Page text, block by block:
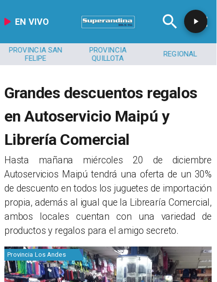
EN VIVO
PROVINCIA SAN
FELIPE
PROVINCIA
QUILLOTA
REGIONAL
Grandes descuentos regalos
en Autoservicio Maipú y
Librería Comercial
​Hasta mañana miércoles 20 de diciembre
Autoservicios Maipú tendrá una oferta de un 30%
de descuento en todos los juguetes de importación
propia, además al igual que la Librearía Comercial,
ambos locales cuentan con una variedad de
productos y regalos para el amigo secreto.
Provincia Los Andes